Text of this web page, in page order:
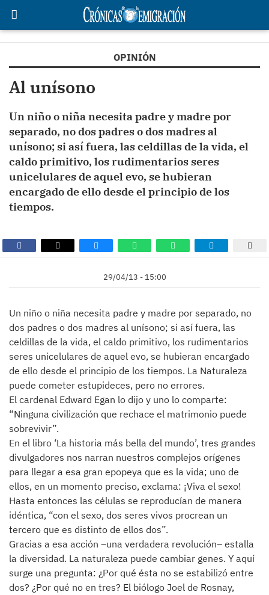
OPINIÓN
Al unísono
Un niño o niña necesita padre y madre por
separado, no dos padres o dos madres al
unísono; si así fuera, las celdillas de la vida, el
caldo primitivo, los rudimentarios seres
unicelulares de aquel evo, se hubieran
encargado de ello desde el principio de los
tiempos.
29/04/13 - 15:00
Un niño o niña necesita padre y madre por separado, no
dos padres o dos madres al unísono; si así fuera, las
celdillas de la vida, el caldo primitivo, los rudimentarios
seres unicelulares de aquel evo, se hubieran encargado
de ello desde el principio de los tiempos. La Naturaleza
puede cometer estupideces, pero no errores.
El cardenal Edward Egan lo dijo y uno lo comparte:
“Ninguna civilización que rechace el matrimonio puede
sobrevivir”.
En el libro ‘La historia más bella del mundo’, tres grandes
divulgadores nos narran nuestros complejos orígenes
para llegar a esa gran epopeya que es la vida; uno de
ellos, en un momento preciso, exclama: ¡Viva el sexo!
Hasta entonces las células se reproducían de manera
idéntica, “con el sexo, dos seres vivos procrean un
tercero que es distinto de ellos dos”.
Gracias a esa acción –una verdadera revolución– estalla
la diversidad. La naturaleza puede cambiar genes. Y aquí
surge una pregunta: ¿Por qué ésta no se estabilizó entre
dos? ¿Por qué no en tres? El biólogo Joel de Rosnay,